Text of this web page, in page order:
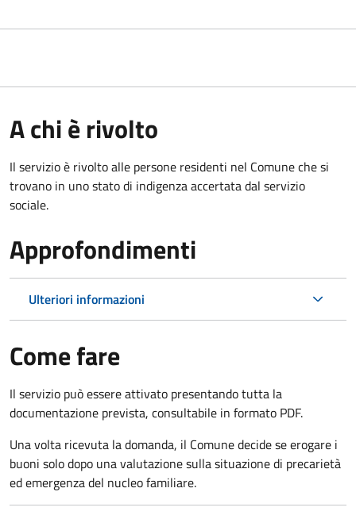
A chi è rivolto
Il servizio è rivolto alle persone residenti nel Comune che si
trovano in uno stato di indigenza accertata dal servizio
sociale.
Approfondimenti
Ulteriori informazioni
Come fare
Il servizio può essere attivato presentando tutta la
documentazione prevista, consultabile in formato PDF.
Una volta ricevuta la domanda, il Comune decide se erogare i
buoni solo dopo una valutazione sulla situazione di precarietà
ed emergenza del nucleo familiare.